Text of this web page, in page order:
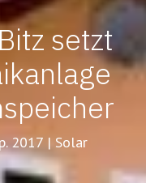
setzt
2017 | Solar